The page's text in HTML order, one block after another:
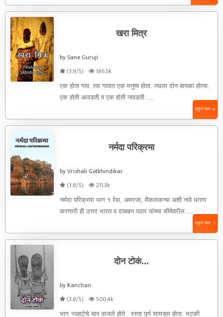
खरा मित्र
by Sane Guruji
(3.9/5)
186.5k
एक होता गाव. त्या गावात एक मनुष्य होता. त्याला दोन बायका होत्या.
एक होती आवडती व एक होती नावडती. ...
एकूण भाग : 6
नर्मदा परिक्रमा
by Vrishali Gotkhindikar
(3.8/5)
211.3k
नर्मदा परिक्रमा भाग १ रेवा, अमरजा, मैकलकन्या अशी नावे धारण
करणारी ही उत्तर भारत व दख्खन पठार यांच्या सीमेवरील ...
एकूण भाग : 7
दोन टोकं...
by Kanchan
(3.8/5)
500.4k
भाग १पहाटेचे चार वाजले होते . रस्ता पुर्ण सामसुम होता. भटकी